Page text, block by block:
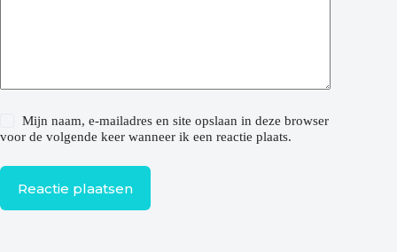
Mijn naam, e-mailadres en site opslaan in deze browser
voor de volgende keer wanneer ik een reactie plaats.
Reactie plaatsen